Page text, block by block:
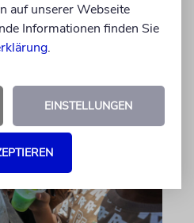
auf unserer Webseite
Informationen finden Sie
.
EINSTELLUNGEN